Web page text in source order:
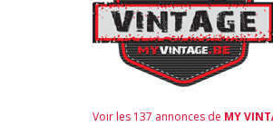
Voir les 137 annonces de MY